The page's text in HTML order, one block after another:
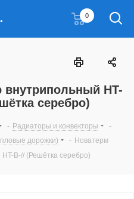
серебро) 0
внутрипольный HT-
серебро)
- Радиаторы и конвекторы
-
дорожки)
- Новатерм
B-// (Решётка серебро)